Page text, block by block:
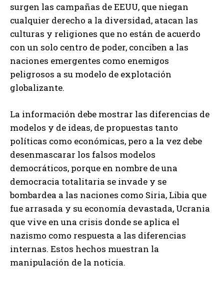
surgen las campañas de EEUU, que niegan
cualquier derecho a la diversidad, atacan las
culturas y religiones que no están de acuerdo
con un solo centro de poder, conciben a las
naciones emergentes como enemigos
peligrosos a su modelo de explotación
globalizante.
La información debe mostrar las diferencias de
modelos y de ideas, de propuestas tanto
políticas como económicas, pero a la vez debe
desenmascarar los falsos modelos
democráticos, porque en nombre de una
democracia totalitaria se invade y se
bombardea a las naciones como Siria, Libia que
fue arrasada y su economía devastada, Ucrania
que vive en una crisis donde se aplica el
nazismo como respuesta a las diferencias
internas. Estos hechos muestran la
manipulación de la noticia.